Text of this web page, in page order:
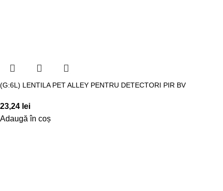
(G:6L) LENTILA PET ALLEY PENTRU DETECTORI PIR BV
23,24 lei
Adaugă în coș